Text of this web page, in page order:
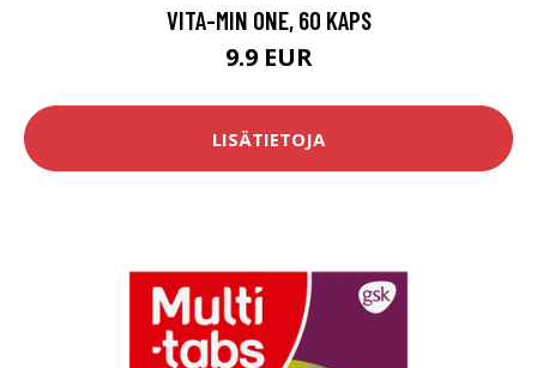
VITA-MIN ONE, 60 KAPS
9.9 EUR
LISÄTIETOJA